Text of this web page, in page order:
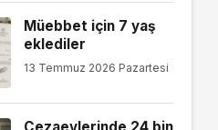
Müebbet için 7 yaş
eklediler
13 Temmuz 2026 Pazartesi